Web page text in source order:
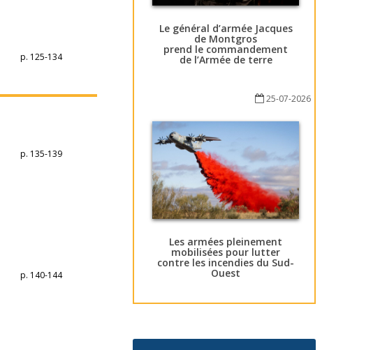
p. 125-134
p. 135-139
p. 140-144
Le général d’armée Jacques
de Montgros
prend le commandement
de l’Armée de terre
25-07-2026
Les armées pleinement
mobilisées pour lutter
contre les incendies du Sud-
Ouest